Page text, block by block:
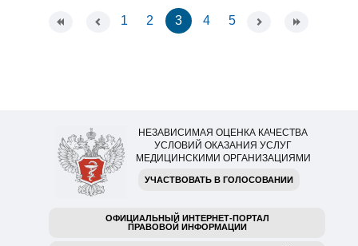
1 2 3 4 5
НЕЗАВИСИМАЯ ОЦЕНКА КАЧЕСТВА
УСЛОВИЙ ОКАЗАНИЯ УСЛУГ
МЕДИЦИНСКИМИ ОРГАНИЗАЦИЯМИ
УЧАСТВОВАТЬ В ГОЛОСОВАНИИ
ОФИЦИАЛЬНЫЙ ИНТЕРНЕТ-ПОРТАЛ
ПРАВОВОЙ ИНФОРМАЦИИ